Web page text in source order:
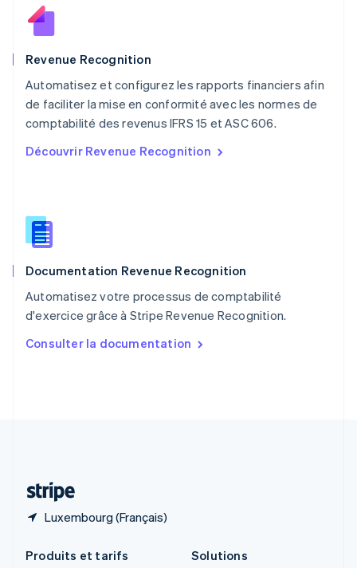
Revenue Recognition
Automatisez et configurez les rapports financiers afin
de faciliter la mise en conformité avec les normes de
comptabilité des revenus IFRS 15 et ASC 606.
Découvrir Revenue Recognition
Documentation Revenue Recognition
Automatisez votre processus de comptabilité
d'exercice grâce à Stripe Revenue Recognition.
Consulter la documentation
Luxembourg (Français)
Norvège
Nouvelle-Zélande
English
NederlandsEnglish
Pologne
English
PortuguêsEnglish
English
Roumanie
Royaume-Uni
Singapour
English简体中文
English
Produits et tarifs
Solutions